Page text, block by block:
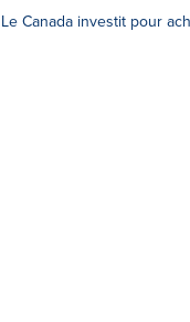
Le Canada investit pour